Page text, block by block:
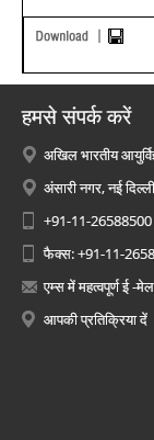
हमसे संपर्क करें
अखिल भारतीय
अंसारी नगर, नई
+91-11-
फैक्स: +91-11-
एम्स में महत्वपूर्ण ई -
आपकी प्रतिक्रिया दें